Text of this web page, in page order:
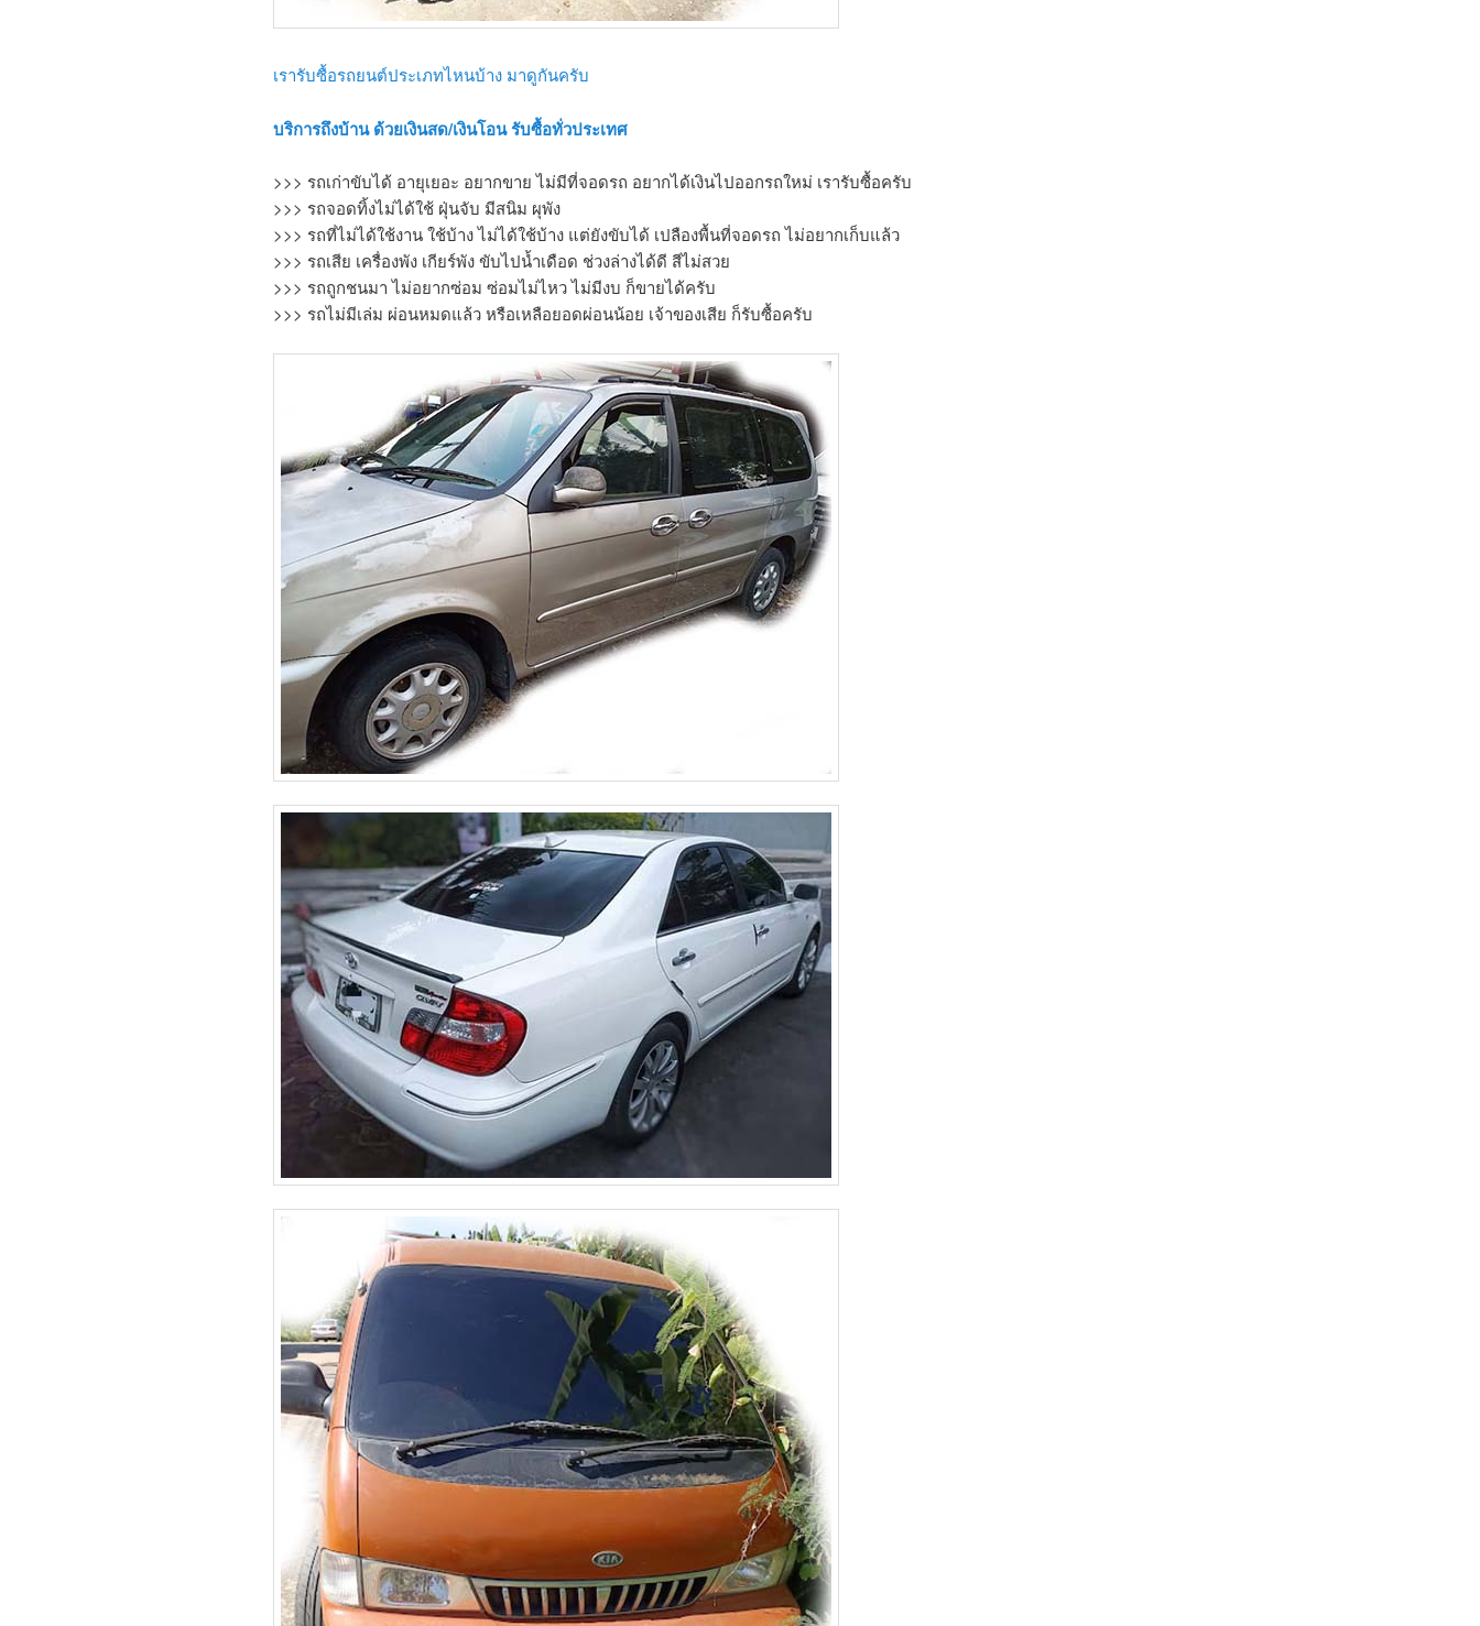
เรารับซื้อรถยนต์ประเภทไหนบ้าง มาดูกันครับ
บริการถึงบ้าน ด้วยเงินสด/เงินโอน รับซื้อทั่วประเทศ
>>> รถเก่าขับได้ อายุเยอะ อยากขาย ไม่มีที่จอดรถ อยากได้เงินไปออกรถใหม่ เรารับซื้อครับ
>>> รถจอดทิ้งไม่ได้ใช้ ฝุ่นจับ มีสนิม ผุพัง
>>> รถที่ไม่ได้ใช้งาน ใช้บ้าง ไม่ได้ใช้บ้าง แต่ยังขับได้ เปลืองพื้นที่จอดรถ ไม่อยากเก็บแล้ว
>>> รถเสีย เครื่องพัง เกียร์พัง ขับไปน้ำเดือด ช่วงล่างได้ดี สีไม่สวย
>>> รถถูกชนมา ไม่อยากซ่อม ซ่อมไม่ไหว ไม่มีงบ ก็ขายได้ครับ
>>> รถไม่มีเล่ม ผ่อนหมดแล้ว หรือเหลือยอดผ่อนน้อย เจ้าของเสีย ก็รับซื้อครับ